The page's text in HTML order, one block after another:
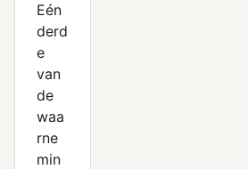
Eén
derd
e
van
de
waa
rne
min